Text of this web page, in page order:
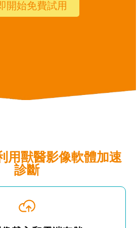
開始免費試用
用獸醫影像軟體加速
診斷